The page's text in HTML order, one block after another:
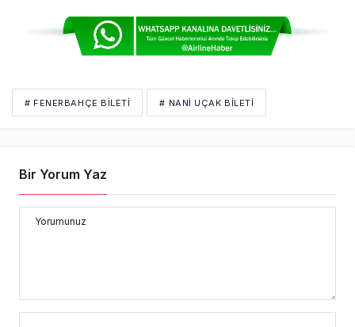
# FENERBAHÇE BILETI # NANI UÇAK BILETI
Bir Yorum Yaz
Yorumunuz